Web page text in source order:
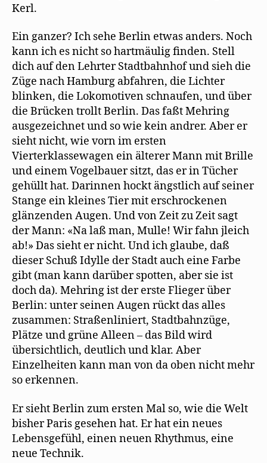
Kerl.
Ein ganzer? Ich sehe Berlin etwas anders. Noch
kann ich es nicht so hartmäulig finden. Stell
dich auf den Lehrter Stadtbahnhof und sieh die
Züge nach Hamburg abfahren, die Lichter
blinken, die Lokomotiven schnaufen, und über
die Brücken trollt Berlin. Das faßt Mehring
ausgezeichnet und so wie kein andrer. Aber er
sieht nicht, wie vorn im ersten
Vierterklassewagen ein älterer Mann mit Brille
und einem Vogelbauer sitzt, das er in Tücher
gehüllt hat. Darinnen hockt ängstlich auf seiner
Stange ein kleines Tier mit erschrockenen
glänzenden Augen. Und von Zeit zu Zeit sagt
der Mann: «Na laß man, Mulle! Wir fahn jleich
ab!» Das sieht er nicht. Und ich glaube, daß
dieser Schuß Idylle der Stadt auch eine Farbe
gibt (man kann darüber spotten, aber sie ist
doch da). Mehring ist der erste Flieger über
Berlin: unter seinen Augen rückt das alles
zusammen: Straßenliniert, Stadtbahnzüge,
Plätze und grüne Alleen – das Bild wird
übersichtlich, deutlich und klar. Aber
Einzelheiten kann man von da oben nicht mehr
so erkennen.
Er sieht Berlin zum ersten Mal so, wie die Welt
bisher Paris gesehen hat. Er hat ein neues
Lebensgefühl, einen neuen Rhythmus, eine
neue Technik.